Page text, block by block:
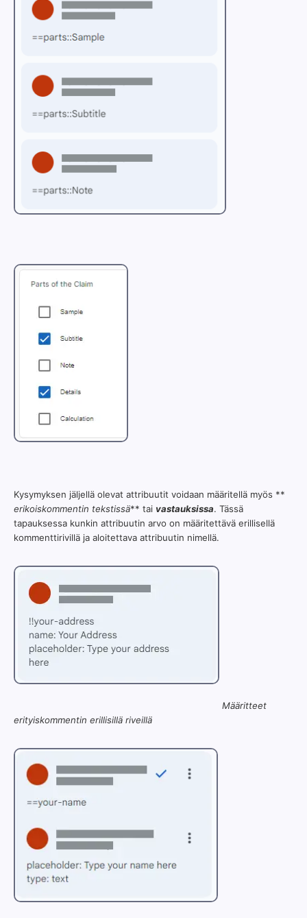
Kysymyksen jäljellä olevat attribuutit voidaan määritellä myös **
erikoiskommentin tekstissä** tai vastauksissa. Tässä
tapauksessa kunkin attribuutin arvo on määritettävä erillisellä
kommenttirivillä ja aloitettava attribuutin nimellä.
Määritteet
erityiskommentin erillisillä riveillä